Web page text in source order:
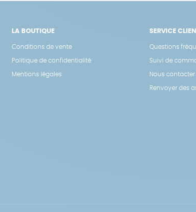
LA BOUTIQUE
Conditions de vente
Politique de confidentialité
Mentions légales
SERVICE
Questions
Suivi de
Nous contacter
Renvoyer des